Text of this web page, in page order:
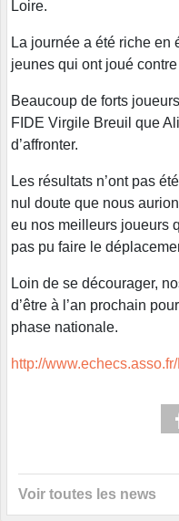
Loire.
La journée a été riche en
jeunes qui ont joué
Beaucoup de forts
FIDE Virgile Breuil que
d’affronter.
Les résultats n’ont pas
nul doute que nous
eu nos meilleurs joueurs
pas pu faire le
Loin de se décourager,
d’être à l’an prochain
phase nationale.
http://
Voir toutes les news